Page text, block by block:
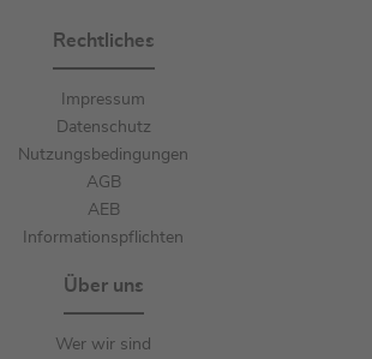
Rechtliches
Impressum
Datenschutz
Nutzungsbedingungen
AGB
AEB
Informationspflichten
Über uns
Wer wir sind